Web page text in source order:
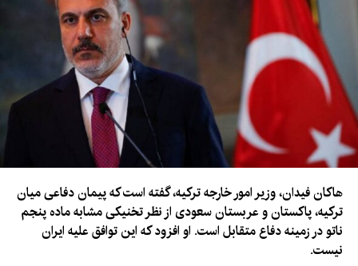
هاکان فیدان، وزیر امور خارجه ترکیه، گفته است که پیمان دفاعی میان
ترکیه، پاکستان و عربستان سعودی از نظر تخنیکی مشابه ماده پنجم
ناتو در زمینه دفاع متقابل است. او افزود که این توافق علیه ایران
نیست.